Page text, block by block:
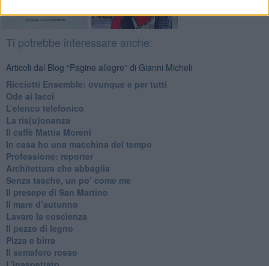
Ti potrebbe interessare anche:
Articoli dal Blog “Pagine allegre” di Gianni Micheli
​Ricciotti Ensemble: ovunque e per tutti
Ode ai lacci
​L’elenco telefonico
​La ris(u)onanza
​Il caffè Mattia Moreni
​In casa ho una macchina del tempo
Professione: reporter
Architettura che abbaglia
​Senza tasche, un po’ come me
​Il presepe di San Martino
​Il mare d’autunno
​Lavare la coscienza
​Il pezzo di legno
​Pizza e birra
​Il semaforo rosso